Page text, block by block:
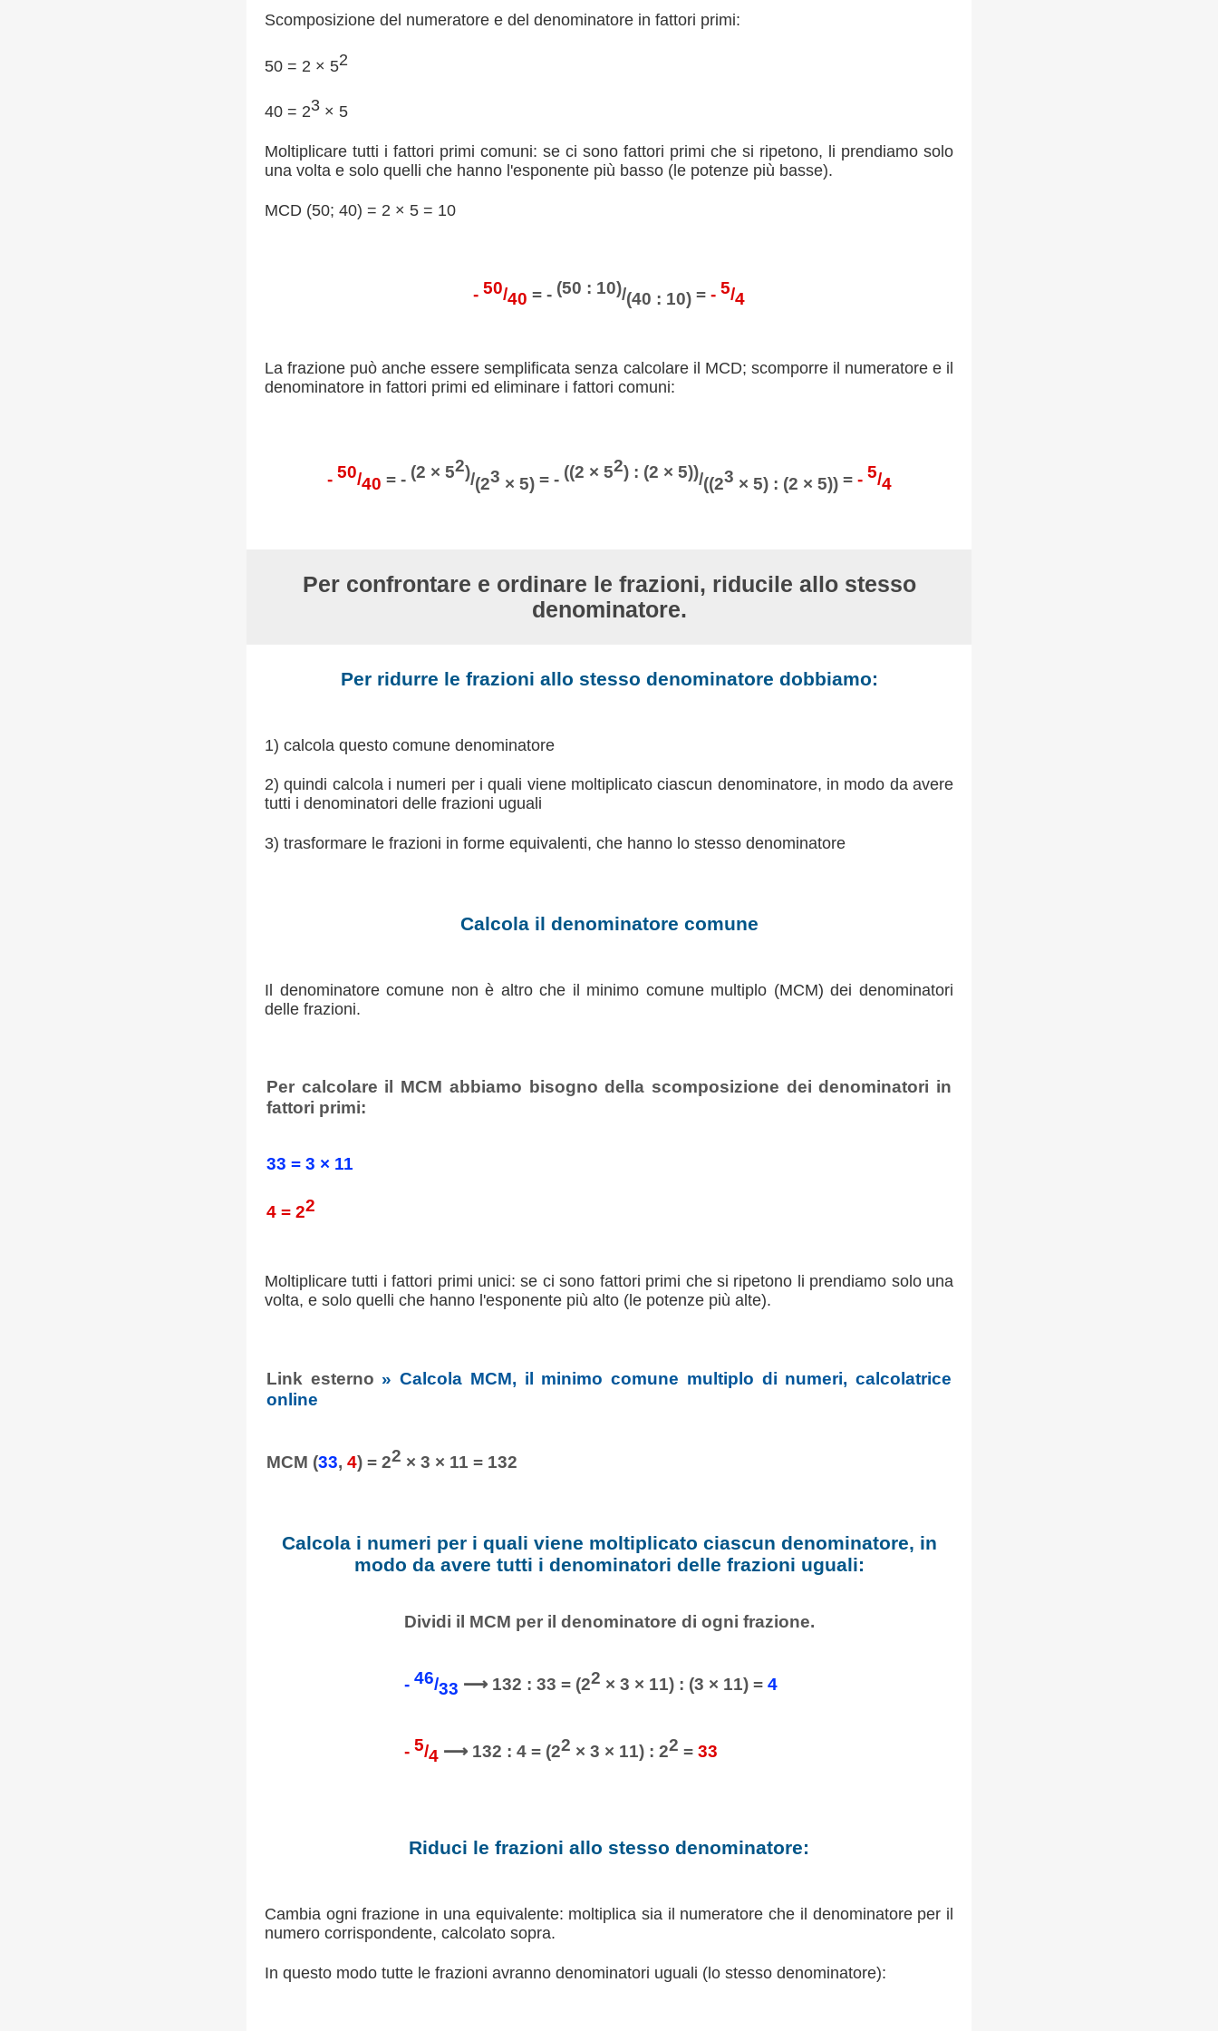
Scomposizione del numeratore e del denominatore in fattori primi:
50 = 2 × 52
40 = 23 × 5
Moltiplicare tutti i fattori primi comuni: se ci sono fattori primi che si ripetono, li prendiamo solo
una volta e solo quelli che hanno l'esponente più basso (le potenze più basse).
MCD (50; 40) = 2 × 5 = 10
- 50/40 = - (50 : 10)/(40 : 10) = - 5/4
La frazione può anche essere semplificata senza calcolare il MCD; scomporre il numeratore e il
denominatore in fattori primi ed eliminare i fattori comuni:
- 50/40 = - (2 × 52)/(23 × 5)= - ((2 × 52) : (2 × 5))/((23 × 5) : (2 × 5))= - 5/4
Per confrontare e ordinare le frazioni, riducile allo stesso
denominatore.
Per ridurre le frazioni allo stesso denominatore dobbiamo:
1) calcola questo comune denominatore
2) quindi calcola i numeri per i quali viene moltiplicato ciascun denominatore, in modo da avere
tutti i denominatori delle frazioni uguali
3) trasformare le frazioni in forme equivalenti, che hanno lo stesso denominatore
Calcola il denominatore comune
Il denominatore comune non è altro che il minimo comune multiplo (MCM) dei denominatori
delle frazioni.
Per calcolare il MCM abbiamo bisogno della scomposizione dei denominatori in
fattori primi:
33 = 3 × 11
4 = 22
Moltiplicare tutti i fattori primi unici: se ci sono fattori primi che si ripetono li prendiamo solo una
volta, e solo quelli che hanno l'esponente più alto (le potenze più alte).
Link esterno » Calcola MCM, il minimo comune multiplo di numeri, calcolatrice
online
MCM (33,4) = 22 × 3 × 11 = 132
Calcola i numeri per i quali viene moltiplicato ciascun denominatore, in
modo da avere tutti i denominatori delle frazioni uguali:
Dividi il MCM per il denominatore di ogni frazione.
- 46/33 ⟶ 132 : 33 = (22 × 3 × 11) : (3 × 11) = 4
- 5/4 ⟶ 132 : 4 = (22 × 3 × 11) : 22 = 33
Riduci le frazioni allo stesso denominatore:
Cambia ogni frazione in una equivalente: moltiplica sia il numeratore che il denominatore per il
numero corrispondente, calcolato sopra.
In questo modo tutte le frazioni avranno denominatori uguali (lo stesso denominatore):